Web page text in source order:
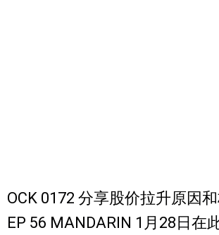
OCK 0172 分享股价拉升原因
EP 56 MANDARIN 1月28日在